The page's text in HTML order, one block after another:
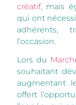
créatif, mais
qui ont
adhérents,
l’occasion.
Lors du
souhaitant
augmentant
offert